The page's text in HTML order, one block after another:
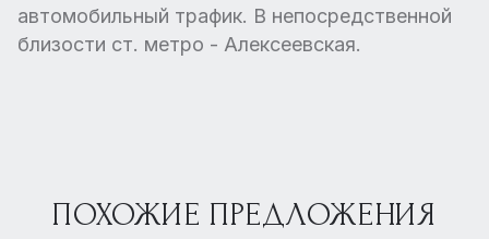
автомобильный трафик. В непосредственной
близости ст. метро - Алексеевская.
ПОХОЖИЕ ПРЕДЛОЖЕНИЯ